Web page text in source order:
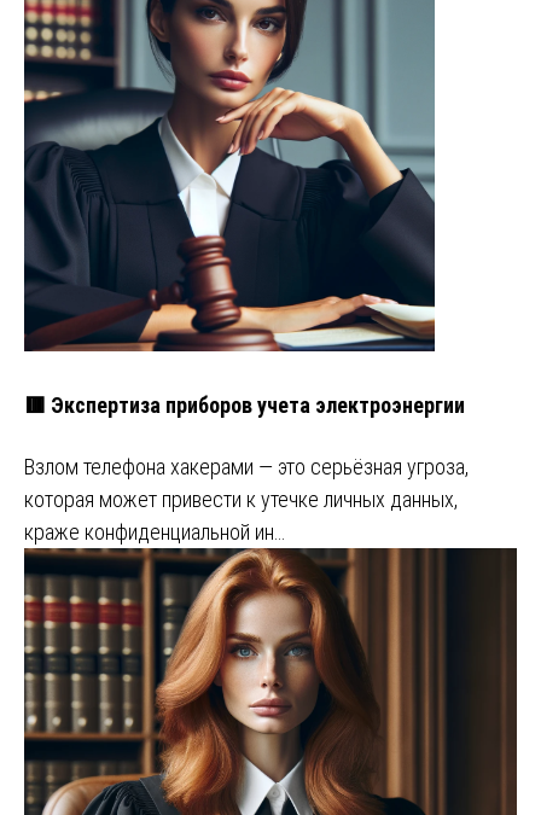
🟥 Экспертиза приборов учета электроэнергии
Взлом телефона хакерами — это серьёзная угроза,
которая может привести к утечке личных данных,
краже конфиденциальной ин…